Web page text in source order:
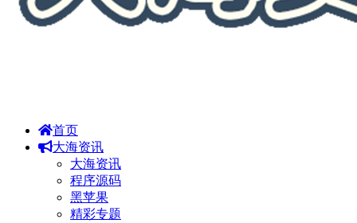
首页
大海资讯
大海资讯
程序源码
黑苹果
精彩专题